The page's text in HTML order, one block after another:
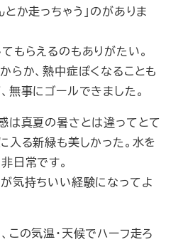
とか走っちゃう」のがありま
もらえるのもありがたい。
らか、熱中症ぽくなることも
無事にゴールできました。
は真夏の暑さとは違ってとて
入る新緑も美しかった。水を
日常です。
気持ちいい経験になってよ
この気温・天候でハーフ走ろ